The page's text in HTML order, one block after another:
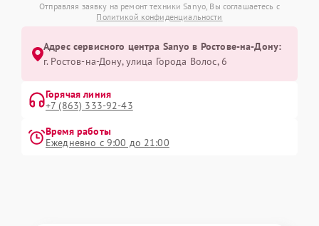
Отправляя заявку на ремонт техники Sanyo, Вы соглашаетесь с
Политикой конфиденциальности
Адрес сервисного центра Sanyo в Ростове-на-Дону:
г. Ростов-на-Дону, улица Города Волос, 6
Горячая линия
+7 (863) 333-92-43
Время работы
Ежедневно с 9:00 до 21:00